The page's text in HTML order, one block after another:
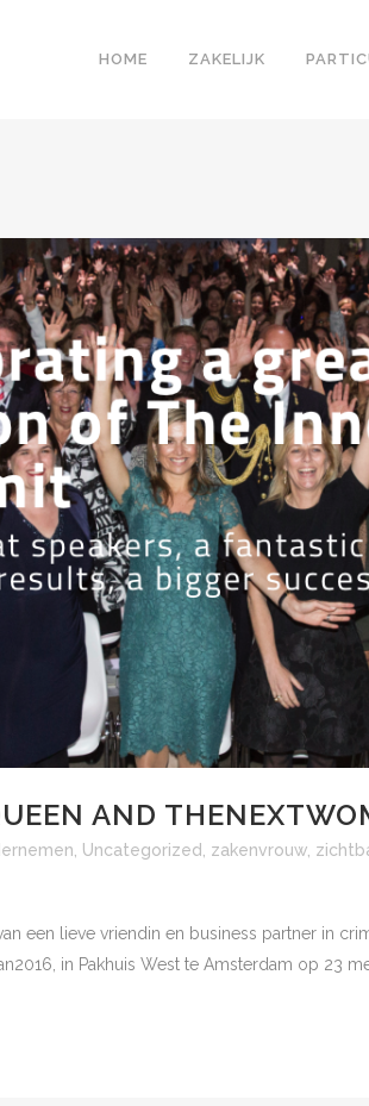
HOME ZAKELIJK
AND
, Uncategorized, zakenvrouw,
een lieve vriendin en business partner in
in Pakhuis West te Amsterdam op 23